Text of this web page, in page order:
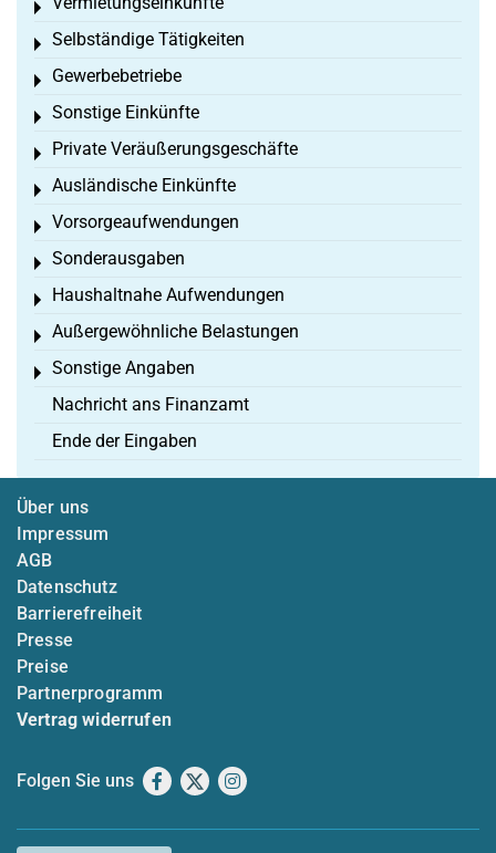
Toggle menu
Selbständige Tätigkeiten
Toggle menu
Gewerbebetriebe
Toggle menu
Sonstige Einkünfte
Toggle menu
Private Veräußerungsgeschäfte
Toggle menu
Ausländische Einkünfte
Toggle menu
Vorsorgeaufwendungen
Toggle menu
Sonderausgaben
Toggle menu
Haushaltnahe Aufwendungen
Toggle menu
Außergewöhnliche Belastungen
Toggle menu
Sonstige Angaben
Toggle menu
Nachricht ans Finanzamt
Ende der Eingaben
Über uns
Impressum
AGB
Datenschutz
Barrierefreiheit
Presse
Preise
Partnerprogramm
Vertrag widerrufen
Folgen Sie uns Facebook
X Instagram